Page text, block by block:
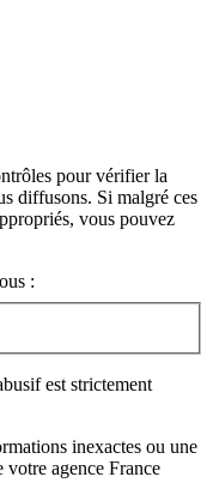
pour vérifier la
diffusons. Si malgré ces
vous pouvez
:
est strictement
inexactes ou une
votre agence France